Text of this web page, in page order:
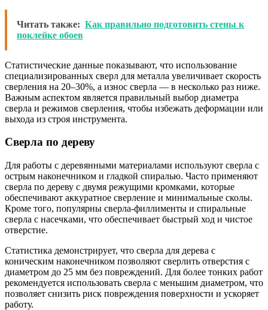
Читать также: Как правильно подготовить стены к
поклейке обоев
Статистические данные показывают, что использование
специализированных сверл для металла увеличивает скорость
сверления на 20–30%, а износ сверла — в несколько раз ниже.
Важным аспектом является правильный выбор диаметра
сверла и режимов сверления, чтобы избежать деформации или
выхода из строя инструмента.
Сверла по дереву
Для работы с деревянными материалами используют сверла с
острым наконечником и гладкой спиралью. Часто применяют
сверла по дереву с двумя режущими кромками, которые
обеспечивают аккуратное сверление и минимальные сколы.
Кроме того, популярны сверла-филлименты и спиральные
сверла с насечками, что обеспечивает быстрый ход и чистое
отверстие.
Статистика демонстрирует, что сверла для дерева с
коническим наконечником позволяют сверлить отверстия с
диаметром до 25 мм без повреждений. Для более тонких работ
рекомендуется использовать сверла с меньшим диаметром, что
позволяет снизить риск повреждения поверхности и ускоряет
работу.